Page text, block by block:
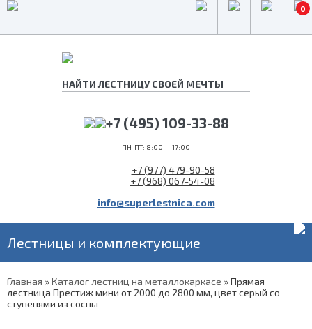
0
+7 (495) 109-33-88
ПН-ПТ: 8:00 — 17:00
+7 (977) 479-90-58
+7 (968) 067-54-08
info@superlestnica.com
Лестницы и комплектующие
Главная »Каталог лестниц на металлокаркасе »Прямая
лестница Престиж мини от 2000 до 2800 мм, цвет серый со
ступенями из сосны